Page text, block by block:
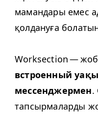
мамандары емес
қолдануға
Work­sec­tion —
встроенный
мессенджермен.
тапсырмаларды